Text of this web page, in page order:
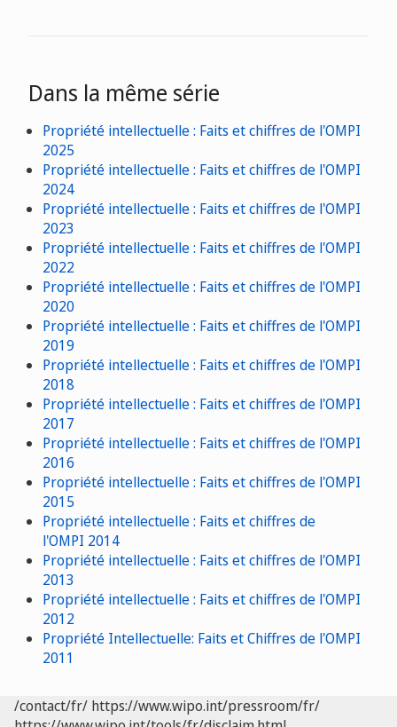
Dans la même série
Propriété intellectuelle : Faits et chiffres de l'OMPI
2025
Propriété intellectuelle : Faits et chiffres de l'OMPI
2024
Propriété intellectuelle : Faits et chiffres de l'OMPI
2023
Propriété intellectuelle : Faits et chiffres de l'OMPI
2022
Propriété intellectuelle : Faits et chiffres de l'OMPI
2020
Propriété intellectuelle : Faits et chiffres de l'OMPI
2019
Propriété intellectuelle : Faits et chiffres de l'OMPI
2018
Propriété intellectuelle : Faits et chiffres de l'OMPI
2017
Propriété intellectuelle : Faits et chiffres de l'OMPI
2016
Propriété intellectuelle : Faits et chiffres de l'OMPI
2015
Propriété intellectuelle : Faits et chiffres de
l'OMPI 2014
Propriété intellectuelle : Faits et chiffres de l'OMPI
2013
Propriété intellectuelle : Faits et chiffres de l'OMPI
2012
Propriété Intellectuelle: Faits et Chiffres de l'OMPI
2011
/contact/fr/ https://www.wipo.int/pressroom/fr/